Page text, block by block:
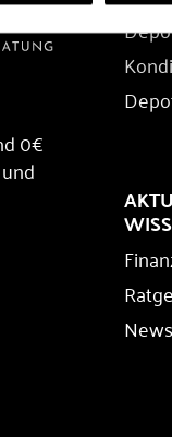
0€
News